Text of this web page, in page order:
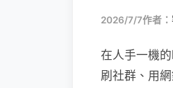
2026/7/7作者：
在人手一機
刷社群、用